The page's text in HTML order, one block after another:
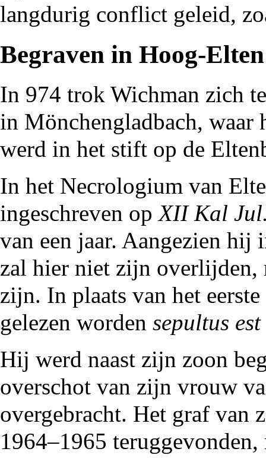
langdurig conflict geleid,
Begraven in Hoog-Elten
In 974 trok Wichman zich
in Mönchengladbach,
werd in het stift op de
In het Necrologium van
ingeschreven op XII Kal
van een jaar. Aangezien hij
zal hier niet zijn overlijden,
zijn. In plaats van het
gelezen worden sepultus est
Hij werd naast zijn zoon
overschot van zijn vrouw
overgebracht. Het graf
1964–1965